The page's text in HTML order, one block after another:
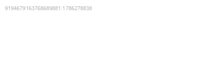
9194679163768689881 :1786278838